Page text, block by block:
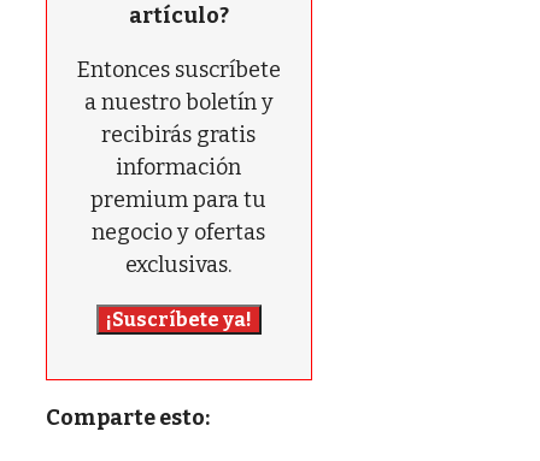
artículo?
Entonces suscríbete
a nuestro boletín y
recibirás gratis
información
premium para tu
negocio y ofertas
exclusivas.
¡Suscríbete ya!
Comparte esto: